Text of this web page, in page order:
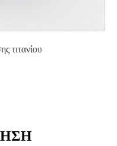
τιτανίου